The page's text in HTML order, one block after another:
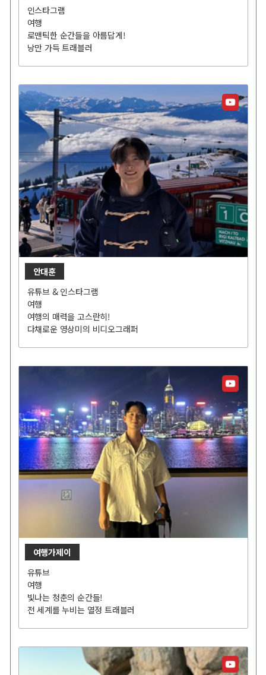
인스타그램
여행
로맨틱한 순간들을 아름답게!
낭만 가득 트래블러
안대훈
유튜브 & 인스타그램
여행
여행의 매력을 고스란히!
다채로운 영상미의 비디오그래퍼
여행가제이
유튜브
여행
빛나는 청춘의 순간들!
전 세계를 누비는 열정 트래블러